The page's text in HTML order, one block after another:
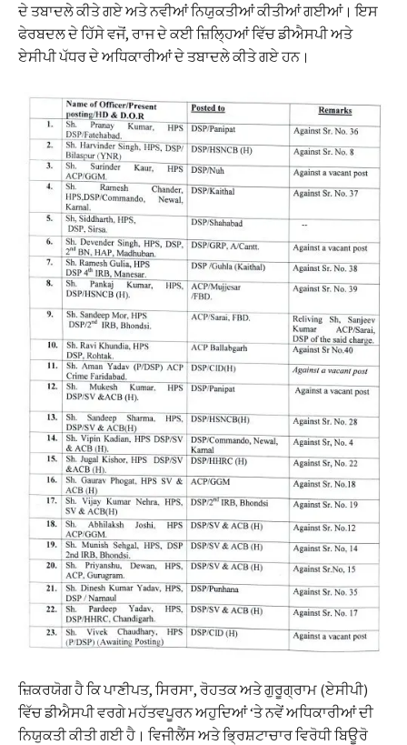
ਦੇ ਤਬਾਦਲੇ ਕੀਤੇ ਗਏ ਅਤੇ ਨਵੀਆਂ ਨਿਯੁਕਤੀਆਂ ਕੀਤੀਆਂ ਗਈਆਂ। ਇਸ
ਫੇਰਬਦਲ ਦੇ ਹਿੱਸੇ ਵਜੋਂ, ਰਾਜ ਦੇ ਕਈ ਜ਼ਿਲ੍ਹਿਆਂ ਵਿੱਚ ਡੀਐਸਪੀ ਅਤੇ
ਏਸੀਪੀ ਪੱਧਰ ਦੇ ਅਧਿਕਾਰੀਆਂ ਦੇ ਤਬਾਦਲੇ ਕੀਤੇ ਗਏ ਹਨ।
ਜ਼ਿਕਰਯੋਗ ਹੈ ਕਿ ਪਾਣੀਪਤ, ਸਿਰਸਾ, ਰੋਹਤਕ ਅਤੇ ਗੁਰੂਗ੍ਰਾਮ (ਏਸੀਪੀ)
ਵਿੱਚ ਡੀਐਸਪੀ ਵਰਗੇ ਮਹੱਤਵਪੂਰਨ ਅਹੁਦਿਆਂ ‘ਤੇ ਨਵੇਂ ਅਧਿਕਾਰੀਆਂ ਦੀ
ਨਿਯੁਕਤੀ ਕੀਤੀ ਗਈ ਹੈ। ਵਿਜੀਲੈਂਸ ਅਤੇ ਭ੍ਰਿਸ਼ਟਾਚਾਰ ਵਿਰੋਧੀ ਬਿਊਰੋ